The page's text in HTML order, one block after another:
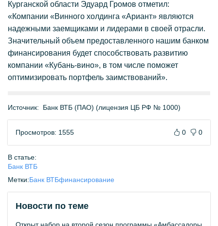
Курганской области Эдуард Громов отметил:
«Компании «Винного холдинга «Ариант» являются
надежными заемщиками и лидерами в своей отрасли.
Значительный объем предоставленного нашим банком
финансирования будет способствовать развитию
компании «Кубань-вино», в том числе поможет
оптимизировать портфель заимствований».
Источник: Банк ВТБ (ПАО) (лицензия ЦБ РФ № 1000)
Просмотров: 1555 0 0
В статье:
Банк ВТБ
Метки:Банк ВТБфинансирование
Новости по теме